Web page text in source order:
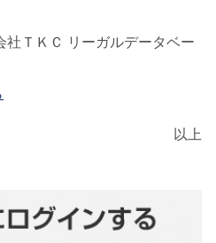
社ＴＫＣ リーガルデータベー
以上